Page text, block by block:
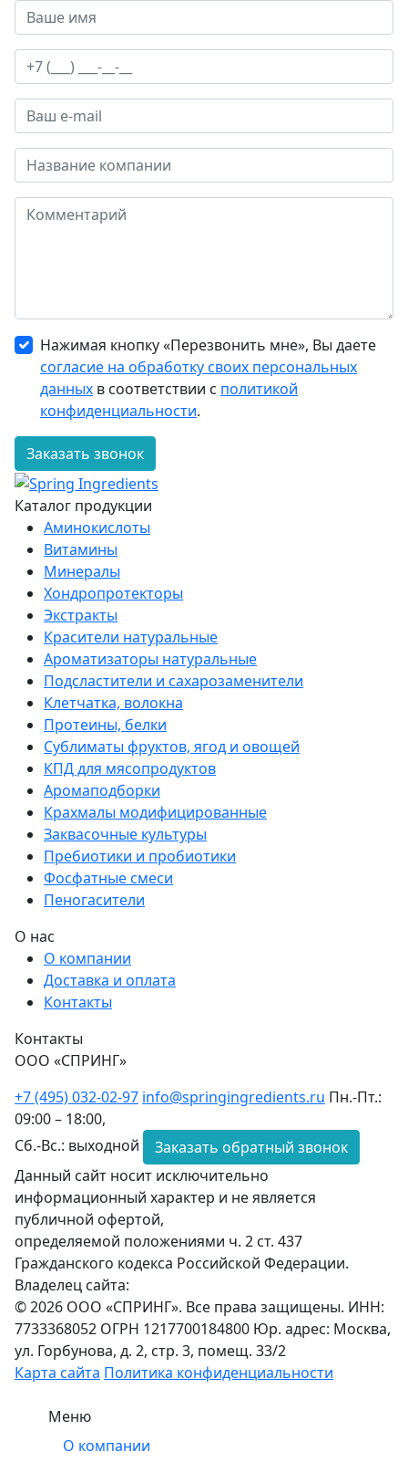
Нажимая кнопку «Перезвонить мне», Вы даете
согласие на обработку своих персональных
данных в соответствии с политикой
конфиденциальности.
Заказать звонок
Каталог продукции
Аминокислоты
Витамины
Минералы
Хондропротекторы
Экстракты
Красители натуральные
Ароматизаторы натуральные
Подсластители и сахарозаменители
Клетчатка, волокна
Протеины, белки
Сублиматы фруктов, ягод и овощей
КПД для мясопродуктов
Аромаподборки
Крахмалы модифицированные
Заквасочные культуры
Пребиотики и пробиотики
Фосфатные смеси
Пеногасители
О нас
О компании
Доставка и оплата
Контакты
Контакты
ООО «СПРИНГ»
+7 (495) 032-02-97 info@springingredients.ru Пн.-Пт.:
09:00 – 18:00,
Сб.-Вс.: выходной
Заказать обратный звонок
Данный сайт носит исключительно
информационный характер и не является
публичной офертой,
определяемой положениями ч. 2 ст. 437
Гражданского кодекса Российской Федерации.
Владелец сайта:
© 2026 ООО «СПРИНГ». Все права защищены. ИНН:
7733368052 ОГРН 1217700184800 Юр. адрес: Москва,
ул. Горбунова, д. 2, стр. 3, помещ. 33/2
Карта сайта Политика конфиденциальности
Меню
О компании